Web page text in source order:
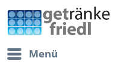
Menü